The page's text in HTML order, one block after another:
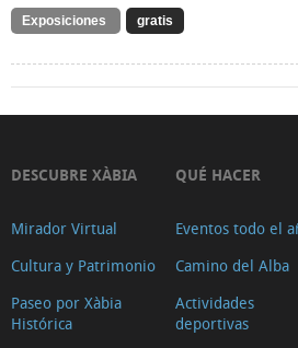
Exposiciones gratis
DESCUBRE XÀBIA
Mirador Virtual
Cultura y Patrimonio
Paseo por Xàbia
Histórica
QUÉ HACER
Eventos todo el
Camino del Alba
Actividades
deportivas